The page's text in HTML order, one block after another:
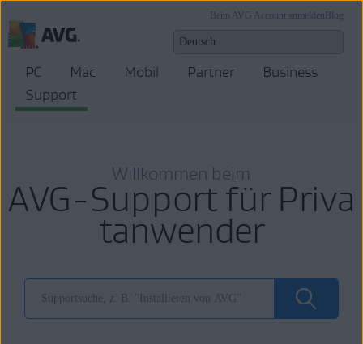
Blog
Beim AVG Account anmelden
PC Mac Mobil Partner
Business
Support
Willkommen beim
AVG-Support für Priva
tanwender